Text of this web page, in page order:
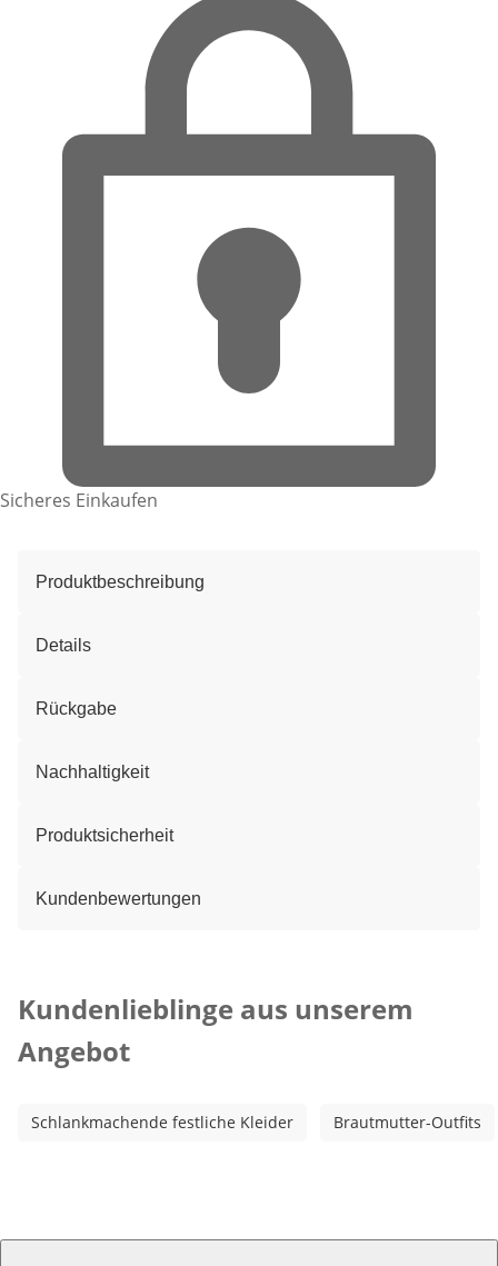
Sicheres Einkaufen
Produktbeschreibung
Details
Rückgabe
Nachhaltigkeit
Produktsicherheit
Kundenbewertungen
Kundenlieblinge aus unserem
Angebot
Schlankmachende festliche Kleider Brautmutter-Outfits